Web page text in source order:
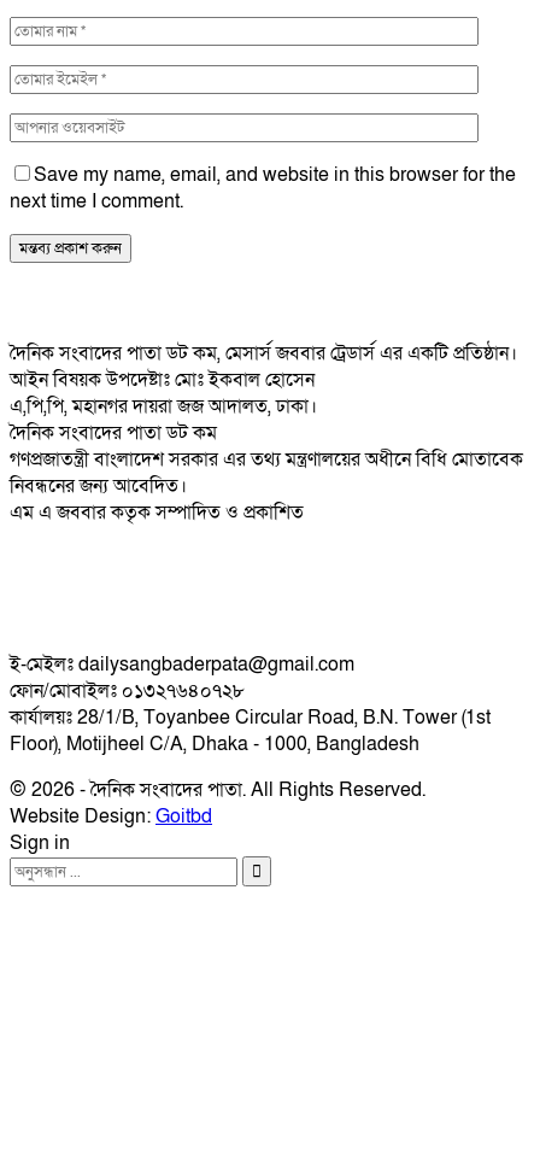
Save my name, email, and website in this browser for the
next time I comment.
দৈনিক সংবাদের পাতা ডট কম, মেসার্স জববার ট্রেডার্স এর একটি প্রতিষ্ঠান।
আইন বিষয়ক উপদেষ্টাঃ মোঃ ইকবাল হোসেন
এ,পি,পি, মহানগর দায়রা জজ আদালত, ঢাকা।
দৈনিক সংবাদের পাতা ডট কম
গণপ্রজাতন্ত্রী বাংলাদেশ সরকার এর তথ্য মন্ত্রণালয়ের অধীনে বিধি মোতাবেক
নিবন্ধনের জন্য আবেদিত।
এম এ জববার কতৃক সম্পাদিত ও প্রকাশিত
ই-মেইলঃ dailysangbaderpata@gmail.com
ফোন/মোবাইলঃ ০১৩২৭৬৪০৭২৮
কার্যালয়ঃ 28/1/B, Toyanbee Circular Road, B.N. Tower (1st
Floor), Motijheel C/A, Dhaka - 1000, Bangladesh
© 2026 - দৈনিক সংবাদের পাতা. All Rights Reserved.
Website Design:Goitbd
Sign in